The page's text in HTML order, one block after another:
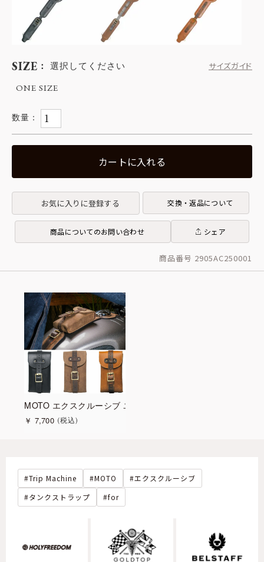
SIZE 選択してください
サイズガイド
ONE SIZE
カートに入れる
お気に入りに登録する 交換・返品について
商品についてのお問い合わせ シェア
商品番号 2905AC250001
MOTO エクスクルーシブ ユーティリティポーチ
￥ 7,700 税込
Trip Machine MOTO
エクスクルーシブ
タンクストラップ
for